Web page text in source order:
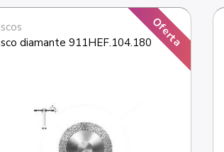
Oferta
diamante 911HEF.104.180